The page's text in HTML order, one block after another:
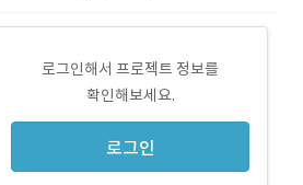
로그인해서 프로젝트 정보를
확인해보세요.
로그인